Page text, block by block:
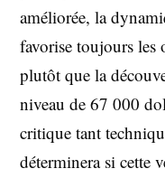
améliorée, la
favorise toujours les
plutôt que la
niveau de 67 000
critique tant
déterminera si cette